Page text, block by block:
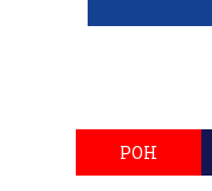
ΡΟΗ